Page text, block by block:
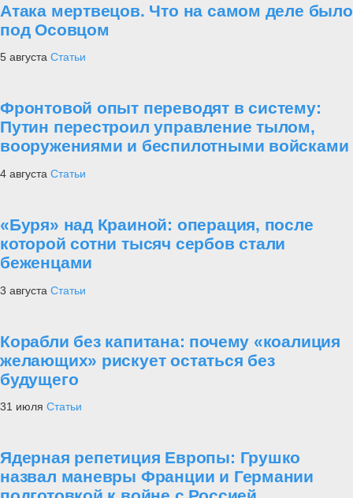
Атака мертвецов. Что на самом деле было
под Осовцом
5 августа Статьи
Фронтовой опыт переводят в систему:
Путин перестроил управление тылом,
вооружениями и беспилотными войсками
4 августа Статьи
«Буря» над Краиной: операция, после
которой сотни тысяч сербов стали
беженцами
3 августа Статьи
Корабли без капитана: почему «коалиция
желающих» рискует остаться без
будущего
31 июля Статьи
Ядерная репетиция Европы: Грушко
назвал маневры Франции и Германии